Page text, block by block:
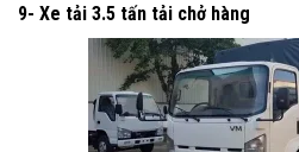
9- Xe tải 3.5 tấn tải chở hàng